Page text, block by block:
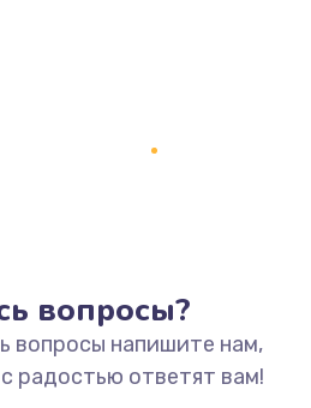
вопросы?
вопросы напишите нам,
радостью ответят вам!